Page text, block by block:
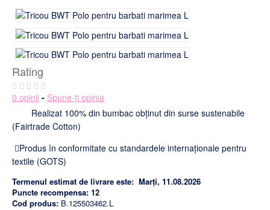
Realizat 100% din bumbac obținut din surse sustenabile
(Fairtrade Cotton)
Produs în conformitate cu standardele internaționale pentru
textile (GOTS)
Rating
0 opinii - Spune-ţi opinia
Termenul estimat de livrare este: Marți, 11.08.2026
Puncte recompensa: 12
Cod produs: B.125503462.L